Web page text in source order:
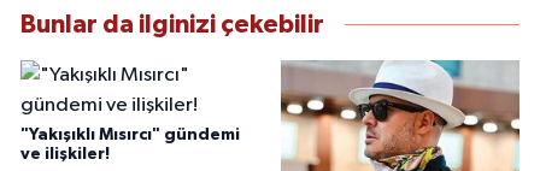
Bunlar da ilginizi çekebilir
"Yakışıklı Mısırcı" gündemi
ve ilişkiler!